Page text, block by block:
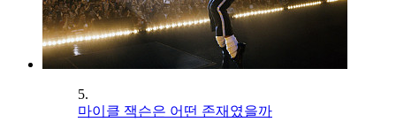
5.
마이클 잭슨은 어떤 존재였을까